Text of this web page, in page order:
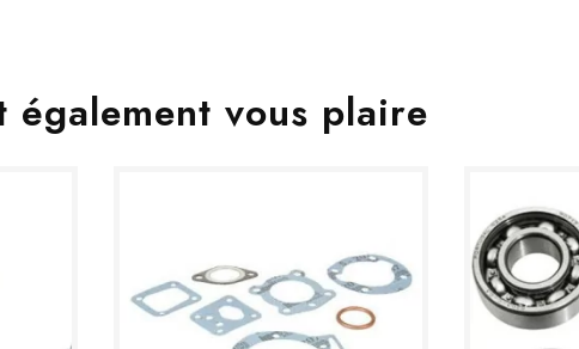
également vous plaire